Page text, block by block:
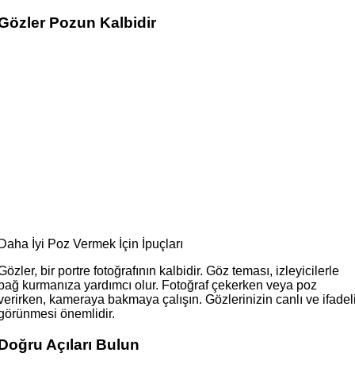
Pozun Kalbidir
İyi Poz Vermek İçin İpuçları
bir portre fotoğrafının kalbidir. Göz teması, izleyicilerle
kurmanıza yardımcı olur. Fotoğraf çekerken veya poz
kameraya bakmaya çalışın. Gözlerinizin canlı ve
önemlidir.
Açıları Bulun